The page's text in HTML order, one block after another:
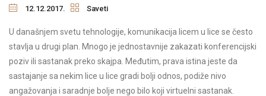
12.12.2017. Saveti
U današnjem svetu tehnologije, komunikacija licem u lice se često
stavlja u drugi plan. Mnogo je jednostavnije zakazati konferencijski
poziv ili sastanak preko skajpa. Međutim, prava istina jeste da
sastajanje sa nekim lice u lice gradi bolji odnos, podiže nivo
angažovanja i saradnje bolje nego bilo koji virtuelni sastanak.